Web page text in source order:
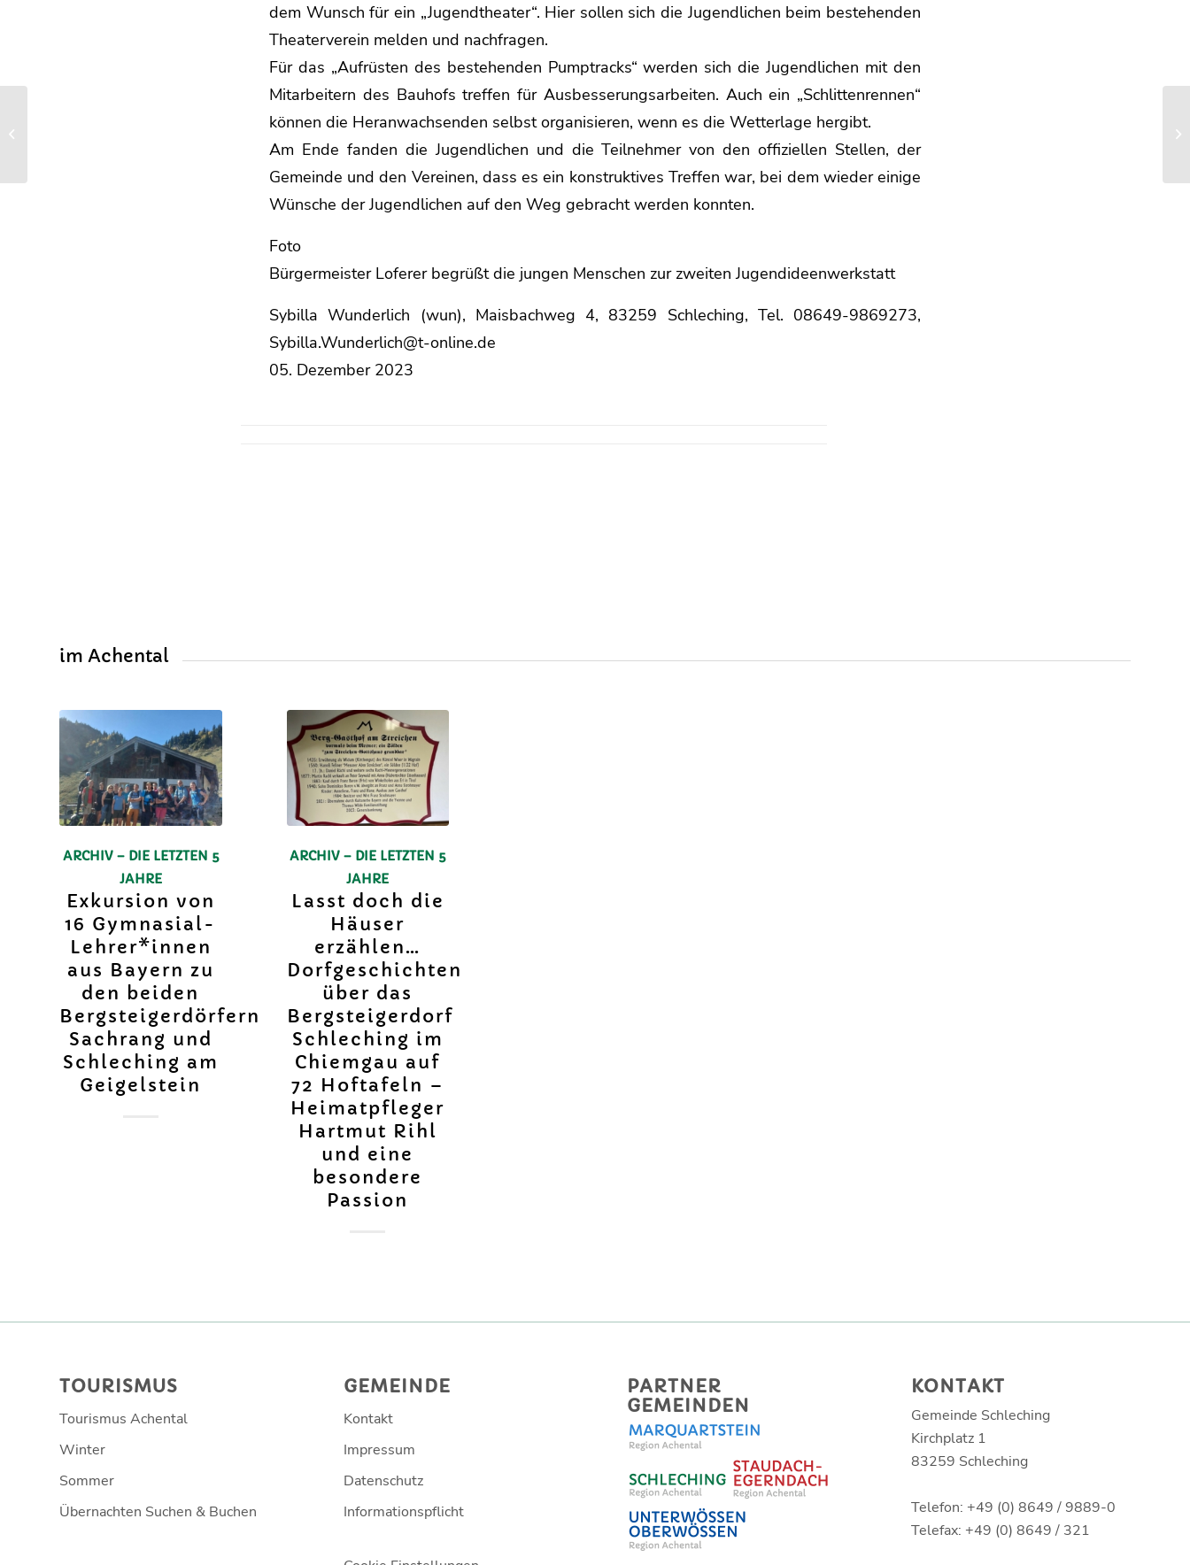
dem Wunsch für ein „Jugendtheater“. Hier sollen sich die Jugendlichen beim bestehenden
Theaterverein melden und nachfragen.
Für das „Aufrüsten des bestehenden Pumptracks“ werden sich die Jugendlichen mit den
Mitarbeitern des Bauhofs treffen für Ausbesserungsarbeiten. Auch ein „Schlittenrennen“
können die Heranwachsenden selbst organisieren, wenn es die Wetterlage hergibt.
Am Ende fanden die Jugendlichen und die Teilnehmer von den offiziellen Stellen, der
Gemeinde und den Vereinen, dass es ein konstruktives Treffen war, bei dem wieder einige
Wünsche der Jugendlichen auf den Weg gebracht werden konnten.
Foto
Bürgermeister Loferer begrüßt die jungen Menschen zur zweiten Jugendideenwerkstatt
Sybilla Wunderlich (wun), Maisbachweg 4, 83259 Schleching, Tel. 08649-9869273,
Sybilla.Wunderlich@t-online.de
05. Dezember 2023
im Achental
ARCHIV – DIE LETZTEN 5
JAHRE
Exkursion von
16 Gymnasial-
Lehrer*innen
aus Bayern zu
den beiden
Bergsteigerdörfern
Sachrang und
Schleching am
Geigelstein
ARCHIV – DIE LETZTEN 5
JAHRE
Lasst doch die
Häuser
erzählen…
Dorfgeschichten
über das
Bergsteigerdorf
Schleching im
Chiemgau auf
72 Hoftafeln –
Heimatpfleger
Hartmut Rihl
und eine
besondere
Passion
TOURISMUS
Tourismus Achental
Winter
Sommer
Übernachten Suchen & Buchen
GEMEINDE
Kontakt
Impressum
Datenschutz
Informationspflicht
PARTNER
GEMEINDEN
KONTAKT
Gemeinde Schleching
Kirchplatz 1
83259 Schleching
Telefon: +49 (0) 8649 / 9889-0
Telefax: +49 (0) 8649 / 321